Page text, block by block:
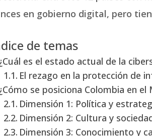
en gobierno digital, pero
de temas
es el estado actual de la
El rezago en la protección de
se posiciona Colombia en
Dimensión 1: Política y
Dimensión 2: Cultura y
Dimensión 3: Conocimiento y